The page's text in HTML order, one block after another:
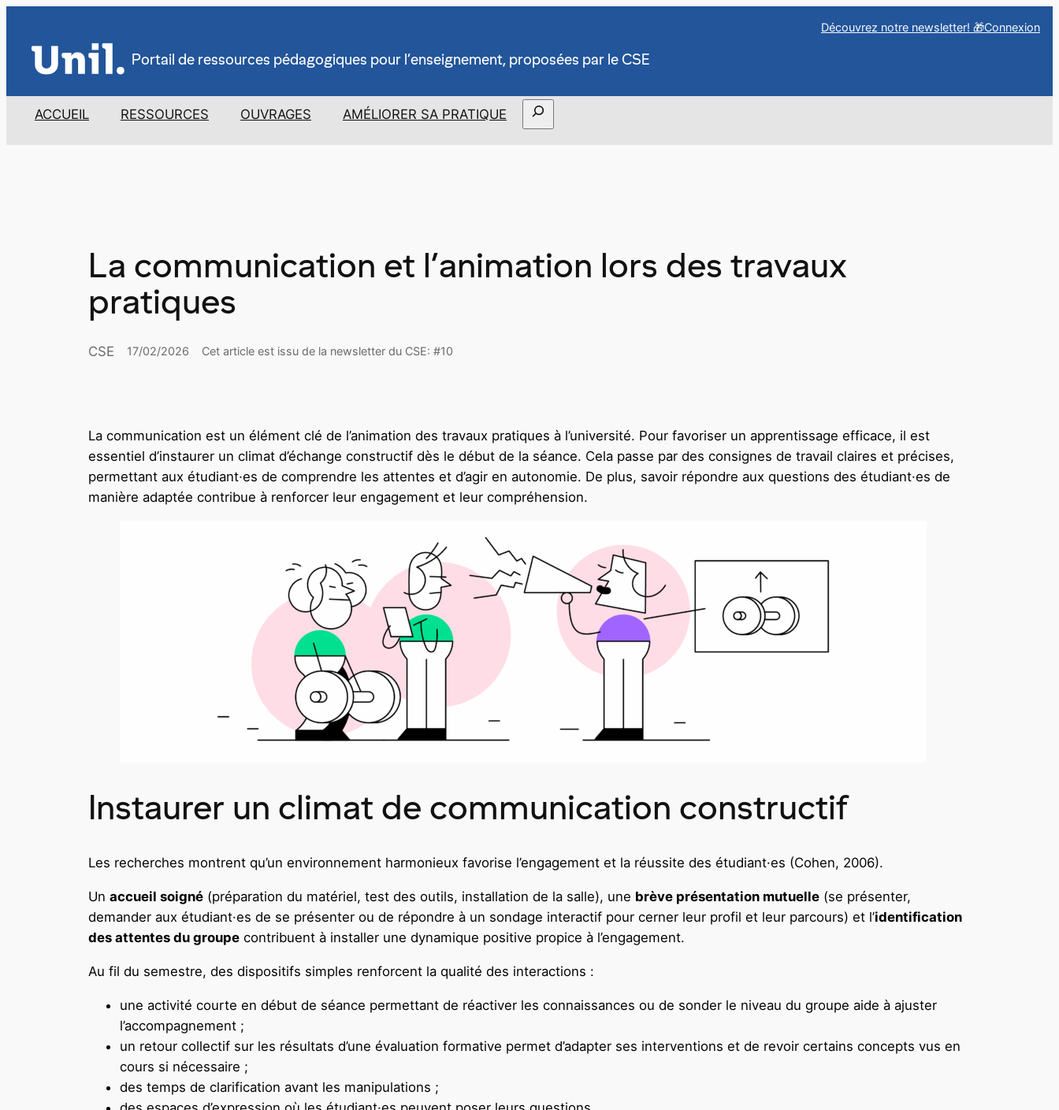
contenu
Découvrez notre newsletter! 🎁Connexion
Portail de ressources pédagogiques pour l’enseignement, proposées par le CSE
ACCUEIL RESSOURCES OUVRAGES AMÉLIORER SA PRATIQUE Rechercher
La communication et l’animation lors des travaux
pratiques
CSE 17/02/2026 Cet article est issu de la newsletter du CSE: #10
La communication est un élément clé de l’animation des travaux pratiques à l’université. Pour favoriser un apprentissage efficace, il est
essentiel d’instaurer un climat d’échange constructif dès le début de la séance. Cela passe par des consignes de travail claires et précises,
permettant aux étudiant·es de comprendre les attentes et d’agir en autonomie. De plus, savoir répondre aux questions des étudiant·es de
manière adaptée contribue à renforcer leur engagement et leur compréhension.
Instaurer un climat de communication constructif
Les recherches montrent qu’un environnement harmonieux favorise l’engagement et la réussite des étudiant·es (Cohen, 2006).
Un accueil soigné (préparation du matériel, test des outils, installation de la salle), une brève présentation mutuelle (se présenter,
demander aux étudiant·es de se présenter ou de répondre à un sondage interactif pour cerner leur profil et leur parcours) et l’identification
des attentes du groupe contribuent à installer une dynamique positive propice à l’engagement.
Au fil du semestre, des dispositifs simples renforcent la qualité des interactions :
une activité courte en début de séance permettant de réactiver les connaissances ou de sonder le niveau du groupe aide à ajuster
l’accompagnement ;
un retour collectif sur les résultats d’une évaluation formative permet d’adapter ses interventions et de revoir certains concepts vus en
cours si nécessaire ;
des temps de clarification avant les manipulations ;